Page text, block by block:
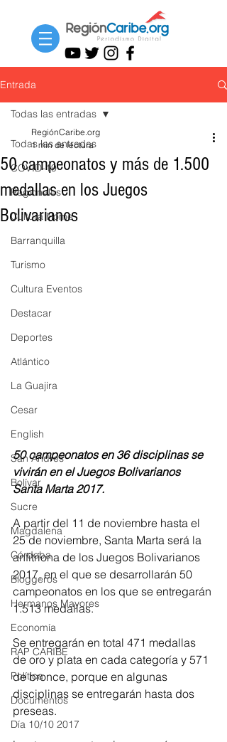
Entrada
Todas las entradas
COVID-19
Regionales
Cultura Home
Barranquilla
Turismo
Cultura Eventos
Destacar
Deportes
Atlántico
La Guajira
Cesar
English
San Andres
Bolívar
Sucre
Magdalena
Córdoba
Bloggeros
Hermanos Mayores
Economía
RAP CARIBE
Política
Documentos
Día 10/10 2017
Todas las entradas
50 campeonatos y más de 1.500
medallas en los Juegos
Bolivarianos
RegiónCaribe.org
1 min de lectura
50 campeonatos en 36 disciplinas se
vivirán en el Juegos Bolivarianos
Santa Marta 2017.
A partir del 11 de noviembre hasta el
25 de noviembre, Santa Marta será la
anfitriona de los Juegos Bolivarianos
2017, en el que se desarrollarán 50
campeonatos en los que se entregarán
1.513 medallas.
Se entregarán en total 471 medallas
de oro y plata en cada categoría y 571
de bronce, porque en algunas
disciplinas se entregarán hasta dos
preseas.